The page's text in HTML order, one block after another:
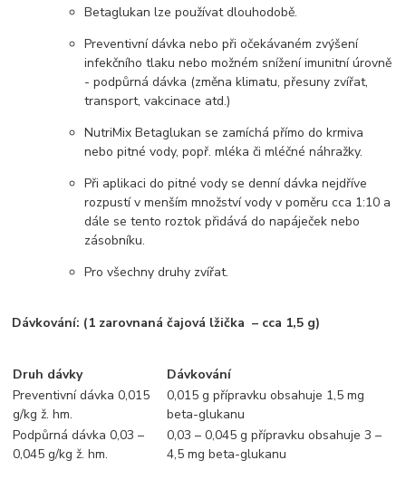
Betaglukan lze používat dlouhodobě.
Preventivní dávka nebo při očekávaném zvýšení
infekčního tlaku nebo možném snížení imunitní úrovně
- podpůrná dávka (změna klimatu, přesuny zvířat,
transport, vakcinace atd.)
NutriMix Betaglukan se zamíchá přímo do krmiva
nebo pitné vody, popř. mléka či mléčné náhražky.
Při aplikaci do pitné vody se denní dávka nejdříve
rozpustí v menším množství vody v poměru cca 1:10 a
dále se tento roztok přidává do napáječek nebo
zásobníku.
Pro všechny druhy zvířat.
Dávkování: (1 zarovnaná čajová lžička– cca 1,5 g)
Druh dávky
Dávkování
Preventivní dávka 0,015
g/kg ž. hm.
0,015 g přípravku obsahuje 1,5 mg
beta-glukanu
Podpůrná dávka 0,03 –
0,045 g/kg ž. hm.
0,03 – 0,045 g přípravku obsahuje 3 –
4,5 mg beta-glukanu